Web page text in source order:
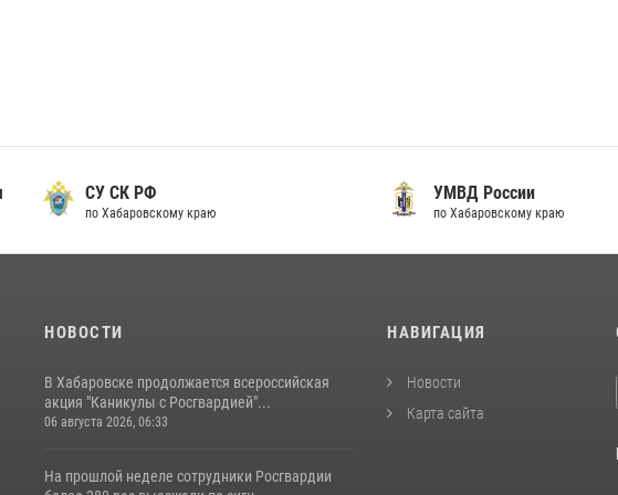
СУ СК РФ
по Хабаровскому краю
УМВД России
по Хабаровскому краю
НОВОСТИ
В Хабаровске продолжается всероссийская
акция "Каникулы с Росгвардией"...
06 августа 2026, 06:33
На прошлой неделе сотрудники Росгвардии
НАВИГАЦИЯ
Новости
Карта сайта